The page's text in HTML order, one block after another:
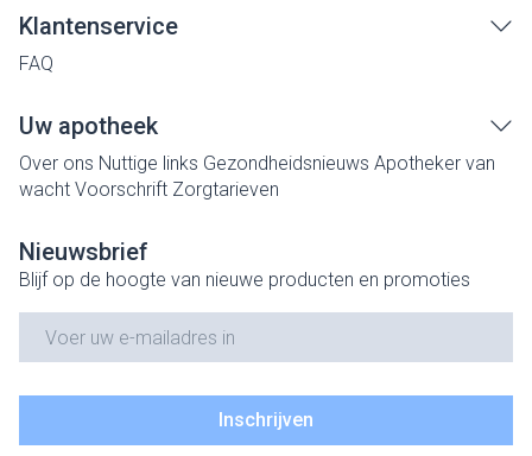
Klantenservice
FAQ
Uw apotheek
Over ons Nuttige links Gezondheidsnieuws Apotheker van
wacht Voorschrift Zorgtarieven
Nieuwsbrief
Blijf op de hoogte van nieuwe producten en promoties
Inschrijven